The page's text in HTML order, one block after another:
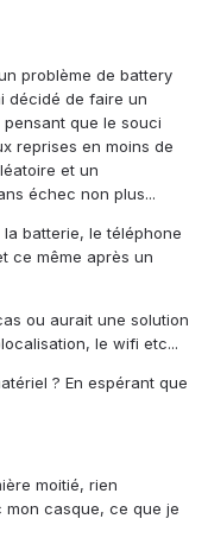
problème de battery
décidé de faire un
que le souci
reprises en moins de
et un
échec non plus...
batterie, le téléphone
ce même après un
ou aurait une solution
le wifi etc...
? En espérant que
moitié, rien
casque, ce que je